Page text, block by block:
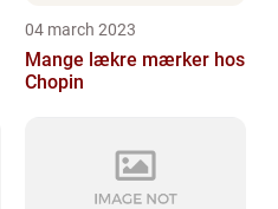
04 march 2023
Mange lækre mærker hos
Chopin